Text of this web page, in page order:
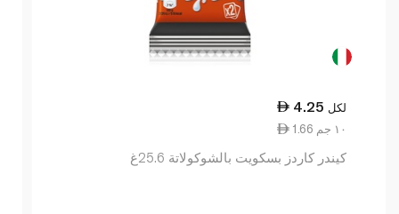
4.25 لكل
1.66 ١٠ جم
كيندر كاردز بسكويت بالشوكولاتة 25.6غ